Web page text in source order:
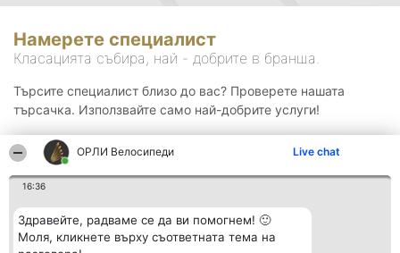
ОРЛИ Велосипеди Live chat
16:36
Здравейте, радваме се да ви помогнем! 🙂
Моля, кликнете върху съответната тема на
Намерете специалист
Класацията събира, най - добрите в бранша.
Търсите специалист близо до вас? Проверете нашата
търсачка. Използвайте само най-добрите услуги!